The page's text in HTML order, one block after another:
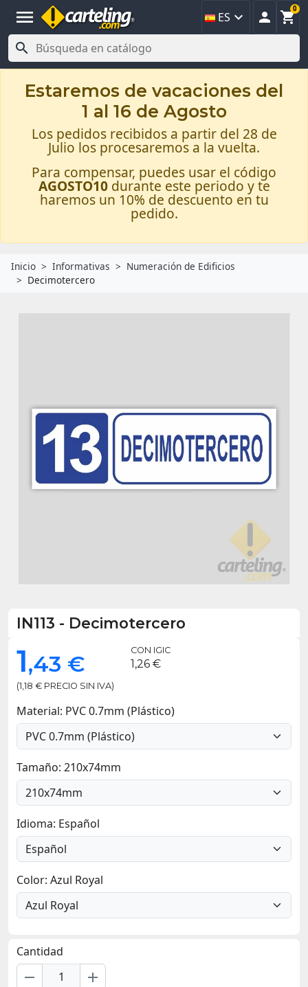
menu ES   
0

Estaremos de vacaciones del
1 al 16 de Agosto
Los pedidos recibidos a partir del 28 de
Julio los procesaremos a la vuelta.
Para compensar, puedes usar el código
AGOSTO10 durante este periodo y te
haremos un 10% de descuento en tu
pedido.
Inicio Informativas
Numeración de Edificios
Decimotercero
IN113 - Decimotercero
1,43 €
(1,18 € PRECIO SIN IVA)
CON IGIC
1,26 €
Material: PVC 0.7mm (Plástico)
Tamaño: 210x74mm
Idioma: Español
Color: Azul Royal
Cantidad
remove add